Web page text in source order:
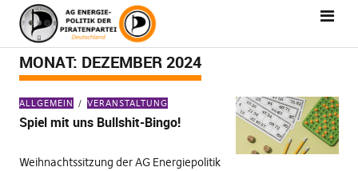
MONAT: DEZEMBER 2024
ALLGEMEIN VERANSTALTUNG
Spiel mit uns Bullshit-Bingo!
Weihnachtssitzung der AG Energiepolitik